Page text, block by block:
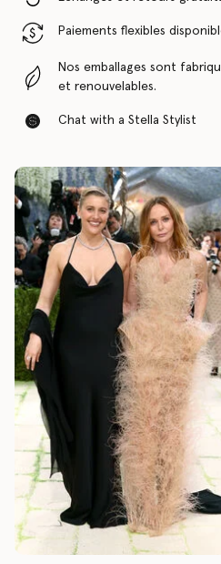
Paiements flexibles
Nos emballages sont
et renouvelables.
Chat with a Stella Stylist